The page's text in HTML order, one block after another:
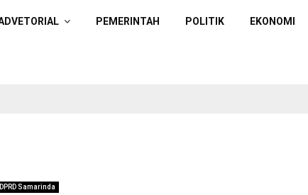
PEMERINTAH POLITIK EKONOMI
DPRD Samarinda